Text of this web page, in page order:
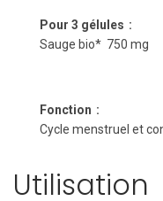
Pour 3 gélules :
Sauge bio* 750 mg
Fonction :
Cycle menstruel et
Utilisation